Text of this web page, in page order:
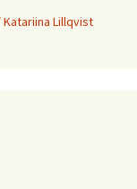
Katariina Lillqvist